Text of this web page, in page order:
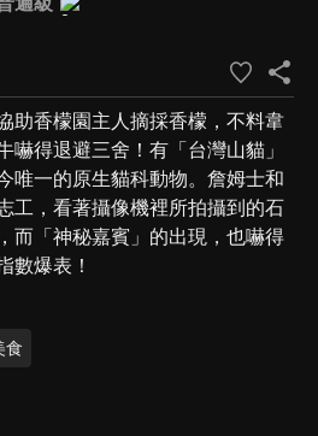
助香檬園主人摘採香檬，不料韋
嚇得退避三舍！有「台灣山貓」
唯一的原生貓科動物。詹姆士和
工，看著攝像機裡所拍攝到的石
而「神秘嘉賓」的出現，也嚇得
數爆表！
食